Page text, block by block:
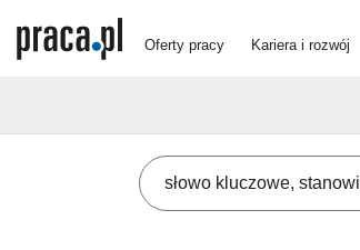
Oferty pracy Kariera i rozwój